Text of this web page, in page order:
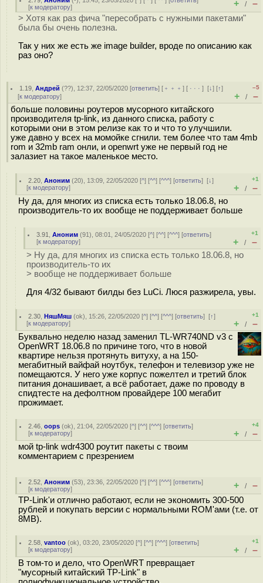
[к модератору] + / –
> Хотя как раз фича "пересобрать с нужными пакетами"
была бы очень полезна.
Так у них же есть же image builder, вроде по описанию как
раз оно?
1.19 ,Андрей (??), 12:37, 22/05/2020 [ответить] [ ﹢﹢﹢] [ · · ·][↓] [↑]
[к модератору]
–5
+ / –
больше половины роутеров мусорного китайского
производителя tp-link, из данного списка, работу с
которыми они в этом релизе как то и что то улучшили.
уже давно у всех на момойке сгнили. тем более что там 4mb
rom и 32mb ram онли, и openwrt уже не первый год не
залазиет на такое маленькое место.
2.20 ,Аноним (20), 13:09, 22/05/2020 [^] [^^] [^^^] [ответить][↓]
[к модератору]
+1
+ / –
Ну да, для многих из списка есть только 18.06.8, но
производитель-то их вообще не поддерживает больше
3.91 ,Аноним (91), 08:01, 24/05/2020 [^] [^^] [^^^] [ответить]
[к модератору]
+1
+ / –
> Ну да, для многих из списка есть только 18.06.8, но
производитель-то их
> вообще не поддерживает больше
Для 4/32 бывают билды без LuCi. Люся разжирела, увы.
2.30 ,НяшМяш (ok), 15:26, 22/05/2020 [^] [^^] [^^^] [ответить][↑]
[к модератору]
+1
+ / –
Буквально неделю назад заменил TL-WR740ND v3 c
OpenWRT 18.06.8 по причине того, что в новой
квартире нельзя протянуть витуху, а на 150-
мегабитный вайфай ноутбук, телефон и телевизор уже не
помещаются. У него уже корпус пожелтел и третий блок
питания донашивает, а всё работает, даже по проводу в
спидтесте на дефолтном провайдере 100 мегабит
прожимает.
2.46 ,oops (ok), 21:04, 22/05/2020 [^] [^^] [^^^] [ответить]
[к модератору]
+4
+ / –
мой tp-link wdr4300 роутит пакеты с твоим
комментарием с презрением
2.52 ,Аноним (53), 23:36, 22/05/2020 [^] [^^] [^^^] [ответить]
[к модератору] + / –
TP-Link'и отлично работают, если не экономить 300-500
рублей и покупать версии с нормальными ROM'ами (т.е. от
8MB).
2.58 ,vantoo (ok), 03:20, 23/05/2020 [^] [^^] [^^^] [ответить]
[к модератору]
+1
+ / –
В том-то и дело, что OpenWRT превращает
"мусорный китайский TP-Link" в